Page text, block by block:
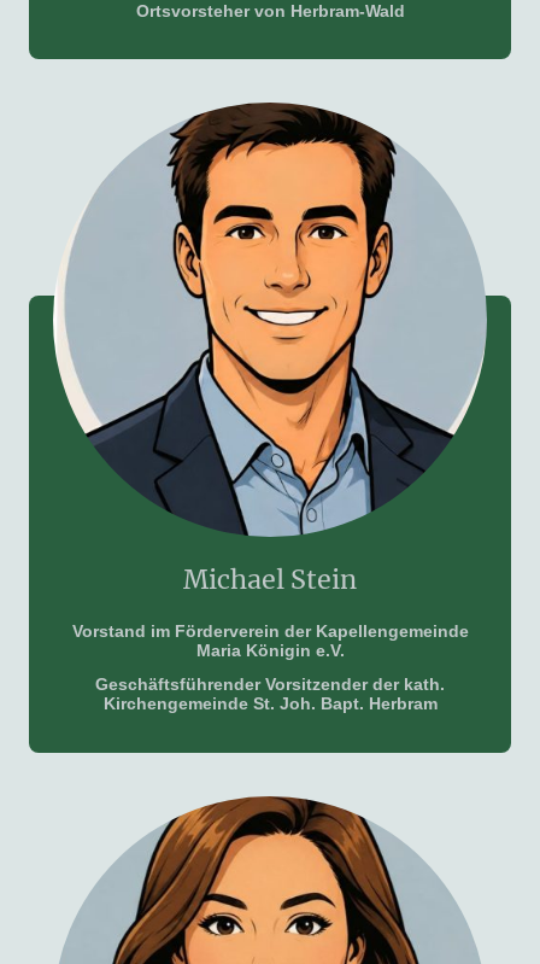
Ortsvorsteher von Herbram-Wald
Michael Stein
Vorstand im Förderverein der Kapellengemeinde
Maria Königin e.V.
Geschäftsführender Vorsitzender der kath.
Kirchengemeinde St. Joh. Bapt. Herbram